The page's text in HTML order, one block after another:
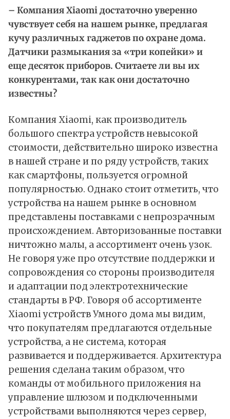
– Компания Xiaomi достаточно уверенно
чувствует себя на нашем рынке, предлагая
кучу различных гаджетов по охране дома.
Датчики размыкания за «три копейки» и
еще десяток приборов. Считаете ли вы их
конкурентами, так как они достаточно
известны?
Компания Xiaomi, как производитель
большого спектра устройств невысокой
стоимости, действительно широко известна
в нашей стране и по ряду устройств, таких
как смартфоны, пользуется огромной
популярностью. Однако стоит отметить, что
устройства на нашем рынке в основном
представлены поставками с непрозрачным
происхождением. Авторизованные поставки
ничтожно малы, а ассортимент очень узок.
Не говоря уже про отсутствие поддержки и
сопровождения со стороны производителя
и адаптации под электротехнические
стандарты в РФ. Говоря об ассортименте
Xiaomi устройств Умного дома мы видим,
что покупателям предлагаются отдельные
устройства, а не система, которая
развивается и поддерживается. Архитектура
решения сделана таким образом, что
команды от мобильного приложения на
управление шлюзом и подключенными
устройствами выполняются через сервер,